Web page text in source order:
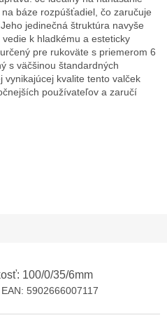
báze rozpúšťadiel, čo zaručuje
Jeho jedinečná štruktúra navyše
k hladkému a esteticky
pre rukoväte s priemerom 6
s väčšinou štandardných
vynikajúcej kvalite tento valček
používateľov a zaručí
100/0/35/6mm
EAN: 5902666007117